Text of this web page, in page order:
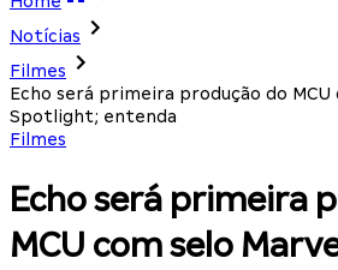
Notícias
Filmes
Echo será primeira produção do MCU
Spotlight; entenda
Filmes
Echo será primeira
MCU com selo